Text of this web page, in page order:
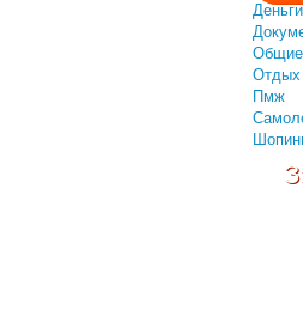
Деньги
Общие
Отдых
Пмж